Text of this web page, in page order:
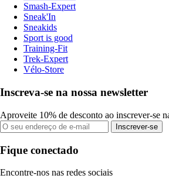
Smash-Expert
Sneak'In
Sneakids
Sport is good
Training-Fit
Trek-Expert
Vélo-Store
Inscreva-se na nossa newsletter
Aproveite 10% de desconto ao inscrever-se
Inscrever-se
Fique conectado
Encontre-nos nas redes sociais